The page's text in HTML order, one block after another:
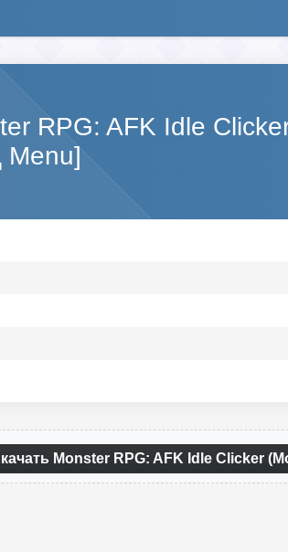
RPG: AFK Idle
Monster RPG: AFK Idle Clicker